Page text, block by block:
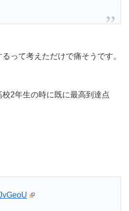
るって考えただけで痛そうです。
2年生の時に既に最高到達点